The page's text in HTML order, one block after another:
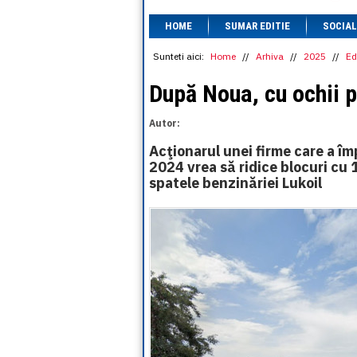
HOME SUMAR EDITIE SOCIAL
Sunteti aici: Home // Arhiva // 2025 //
După Noua, cu ochii
Autor:
Acţionarul unei firme care a
2024 vrea să ridice blocuri cu
spatele benzinăriei Lukoil